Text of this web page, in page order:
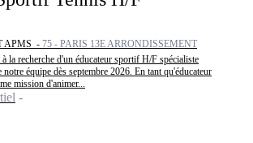
APMS - 75 - PARIS 13E ARRONDISSEMENT
la recherche d'un éducateur sportif H/F spécialiste
équipe dès septembre 2026. En tant qu'éducateur
mission d'animer...